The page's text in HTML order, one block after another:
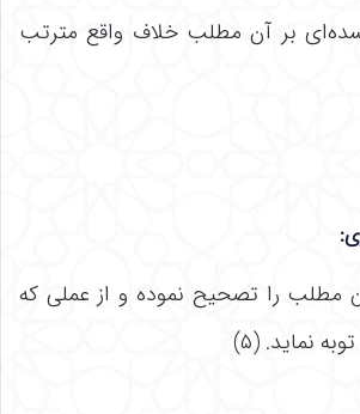
بر آن مطلب خلاف واقع مترتب
مطلب را تصحیح نموده و از عملی که
نماید. (۵)